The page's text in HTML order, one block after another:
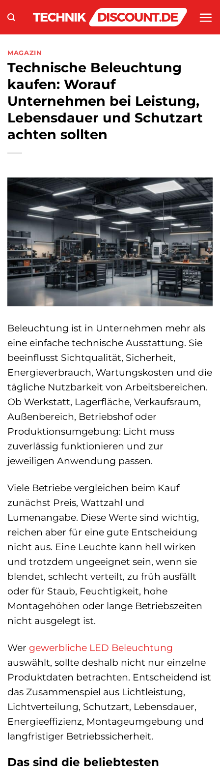
Inhalt
springen
MAGAZIN
Technische Beleuchtung
kaufen: Worauf
Unternehmen bei Leistung,
Lebensdauer und Schutzart
achten sollten
Beleuchtung ist in Unternehmen mehr als
eine einfache technische Ausstattung. Sie
beeinflusst Sichtqualität, Sicherheit,
Energieverbrauch, Wartungskosten und die
tägliche Nutzbarkeit von Arbeitsbereichen.
Ob Werkstatt, Lagerfläche, Verkaufsraum,
Außenbereich, Betriebshof oder
Produktionsumgebung: Licht muss
zuverlässig funktionieren und zur
jeweiligen Anwendung passen.
Viele Betriebe vergleichen beim Kauf
zunächst Preis, Wattzahl und
Lumenangabe. Diese Werte sind wichtig,
reichen aber für eine gute Entscheidung
nicht aus. Eine Leuchte kann hell wirken
und trotzdem ungeeignet sein, wenn sie
blendet, schlecht verteilt, zu früh ausfällt
oder für Staub, Feuchtigkeit, hohe
Montagehöhen oder lange Betriebszeiten
nicht ausgelegt ist.
Wer gewerbliche LED Beleuchtung
auswählt, sollte deshalb nicht nur einzelne
Produktdaten betrachten. Entscheidend ist
das Zusammenspiel aus Lichtleistung,
Lichtverteilung, Schutzart, Lebensdauer,
Energieeffizienz, Montageumgebung und
langfristiger Betriebssicherheit.
Das sind die beliebtesten